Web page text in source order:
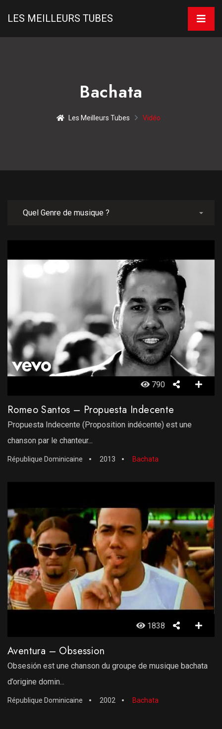
LES MEILLEURS TUBES
Bachata
Les Meilleurs Tubes Vidéo
790
Romeo Santos – Propuesta Indecente
Propuesta Indecente (Proposition indécente) est une
chanson par le chanteur...
République Dominicaine 2013 Bachata
1838
Aventura – Obsession
Obsesión est une chanson du groupe de musique bachata
d’origine domin...
République Dominicaine 2002 Bachata